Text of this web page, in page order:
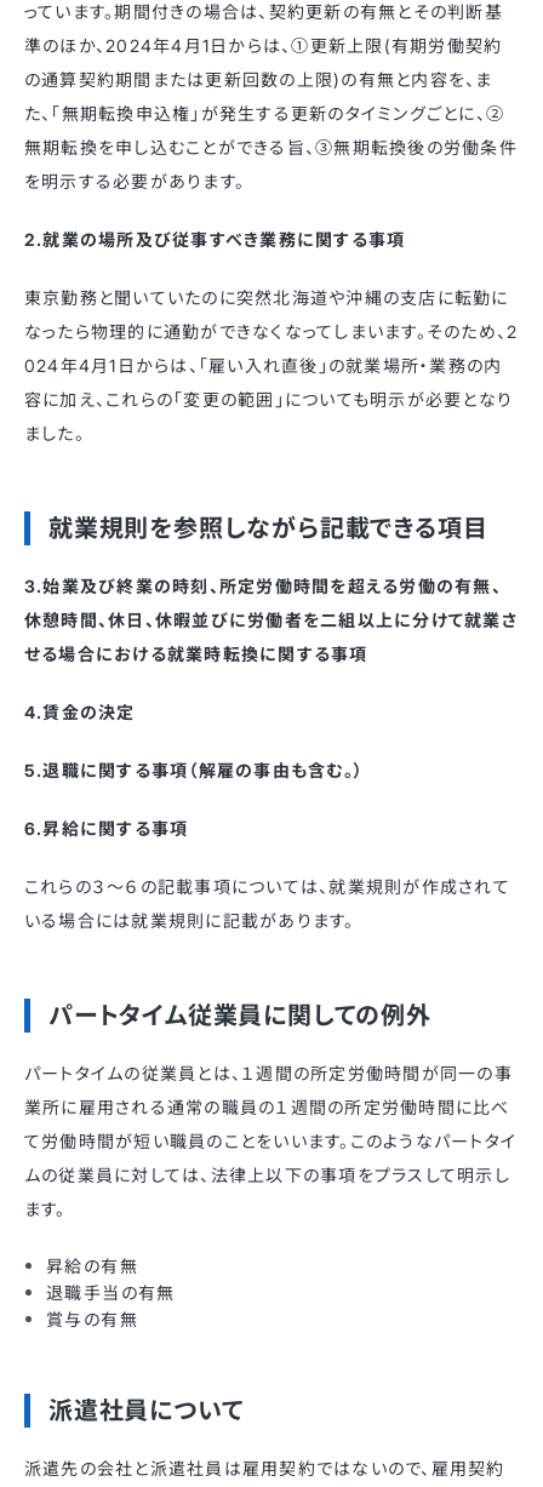
っています。期間付きの場合は、契約更新の有無とその判断基
準のほか、2024年4月1日からは、①更新上限(有期労働契約
の通算契約期間または更新回数の上限)の有無と内容を、ま
た、「無期転換申込権」が発生する更新のタイミングごとに、②
無期転換を申し込むことができる旨、③無期転換後の労働条件
を明示する必要があります。
2.就業の場所及び従事すべき業務に関する事項
東京勤務と聞いていたのに突然北海道や沖縄の支店に転勤に
なったら物理的に通勤ができなくなってしまいます。そのため、2
024年4月1日からは、「雇い入れ直後」の就業場所・業務の内
容に加え、これらの「変更の範囲」についても明示が必要となり
ました。
就業規則を参照しながら記載できる項目
3.始業及び終業の時刻、所定労働時間を超える労働の有無、
休憩時間、休日、休暇並びに労働者を二組以上に分けて就業さ
せる場合における就業時転換に関する事項
4.賃金の決定
5.退職に関する事項（解雇の事由も含む。）
6.昇給に関する事項
これらの３〜６の記載事項については、就業規則が作成されて
いる場合には就業規則に記載があります。
パートタイム従業員に関しての例外
パートタイムの従業員とは、１週間の所定労働時間が同一の事
業所に雇用される通常の職員の１週間の所定労働時間に比べ
て労働時間が短い職員のことをいいます。このようなパートタイ
ムの従業員に対しては、法律上以下の事項をプラスして明示し
ます。
昇給の有無
退職手当の有無
賞与の有無
派遣社員について
派遣先の会社と派遣社員は雇用契約ではないので、雇用契約